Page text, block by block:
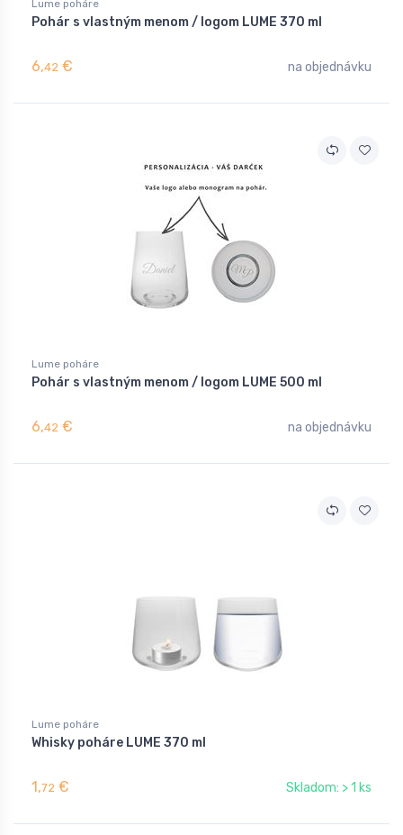
Lume poháre
Pohár s vlastným menom / logom LUME 370 ml
6,42 € na objednávku
Lume poháre
Pohár s vlastným menom / logom LUME 500 ml
6,42 € na objednávku
Lume poháre
Whisky poháre LUME 370 ml
1,72 € Skladom: > 1 ks